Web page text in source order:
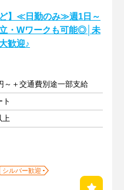
ど】≪日勤のみ≫週1日～
・Wワークも可能◎│未
歓迎♪
～＋交通費別途一部支給
ト
上
シルバー歓迎